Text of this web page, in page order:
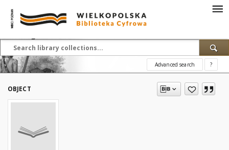
Advanced search ?
OBJECT